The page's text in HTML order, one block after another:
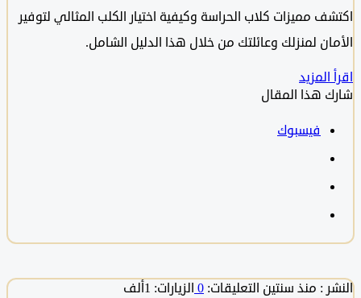
مميزات كلاب الحراسة وكيفية اختيار الكلب المثالي لتوفير
لمنزلك وعائلتك من خلال هذا الدليل الشامل.
هذا المقال
فيسبوك
:منذ سنتينالتعليقات:0الزيارات: 1ألف